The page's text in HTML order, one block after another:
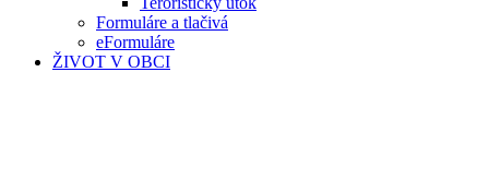
Formuláre a tlačivá
eFormuláre
ŽIVOT V OBCI